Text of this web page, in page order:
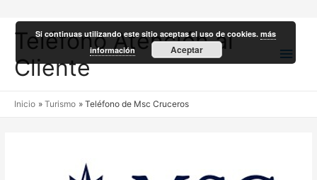
Teléfono Atención al
Cliente
Inicio Turismo Teléfono de Msc Cruceros
Si continuas utilizando este sitio aceptas el uso de cookies.más
información
Aceptar